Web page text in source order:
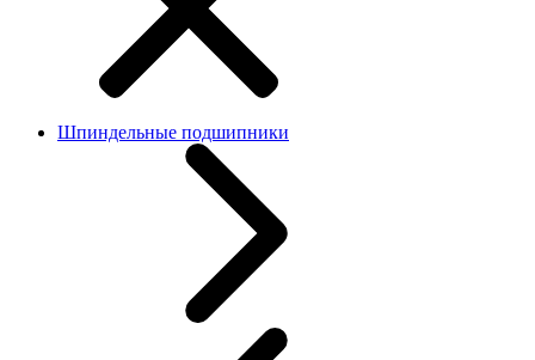
Шпиндельные подшипники